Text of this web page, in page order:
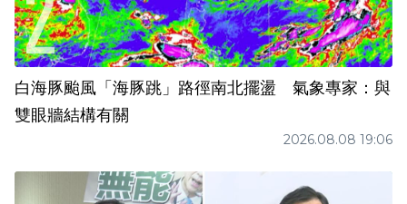
白海豚颱風「海豚跳」路徑南北擺盪 氣象專家：與
雙眼牆結構有關
2026.08.08 19:06